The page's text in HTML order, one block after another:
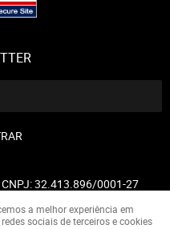
CNPJ: 32.413.896/0001-27
a melhor experiência em
sociais de terceiros e cookies